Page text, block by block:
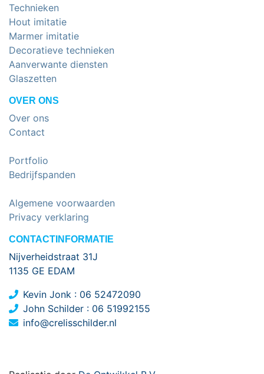
Technieken
Hout imitatie
Marmer imitatie
Decoratieve technieken
Aanverwante diensten
Glaszetten
OVER ONS
Over ons
Contact
Portfolio
Bedrijfspanden
Algemene voorwaarden
Privacy verklaring
CONTACTINFORMATIE
Nijverheidstraat 31J
1135 GE EDAM
Kevin Jonk : 06 52472090
John Schilder : 06 51992155
info@crelisschilder.nl